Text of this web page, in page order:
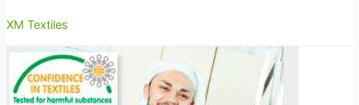
XM Textiles